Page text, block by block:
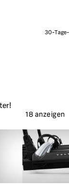
30-
18 anzeigen